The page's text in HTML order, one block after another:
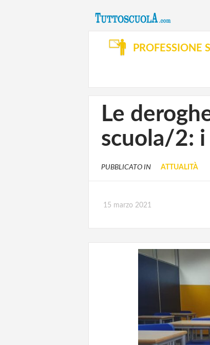
PROFESSIONE
Le
scuola/2: i
PUBBLICATO IN ATTUALITÀ
15 marzo 2021